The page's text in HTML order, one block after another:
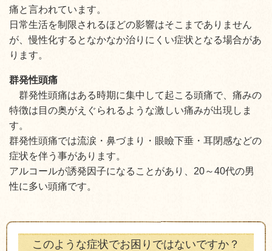
痛と言われています。
日常生活を制限されるほどの影響はそこまでありません
が、慢性化するとなかなか治りにくい症状となる場合があ
ります。
群発性頭痛
群発性頭痛はある時期に集中して起こる頭痛で、痛みの
特徴は目の奥がえぐられるような激しい痛みが出現しま
す。
群発性頭痛では流涙・鼻づまり・眼瞼下垂・耳閉感などの
症状を伴う事があります。
アルコールが誘発因子になることがあり、20～40代の男
性に多い頭痛です。
このような症状でお困りではないですか？